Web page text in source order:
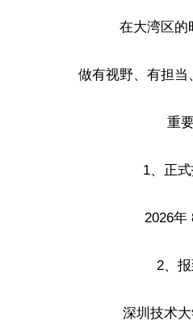
在大湾区的
做有视野、有担当
重
1、正
2026年
2、
深圳技术